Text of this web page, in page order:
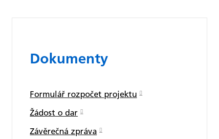
Dokumenty
Formulář rozpočet projektu
Žádost o dar
Závěrečná zpráva